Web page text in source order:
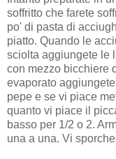
soffritto che farete
po' di pasta di
piatto. Quando le
sciolta aggiungete le
con mezzo bicchiere
evaporato
pepe e se vi piace
quanto vi piace il
basso per 1/2 o 2.
una a una. Vi